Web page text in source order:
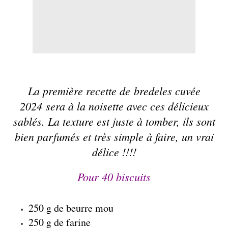
La première recette de bredeles cuvée
2024 sera à la noisette avec ces délicieux
sablés. La texture est juste à tomber, ils sont
bien parfumés et très simple à faire, un vrai
délice !!!!
Pour 40 biscuits
250 g de beurre mou
250 g de farine